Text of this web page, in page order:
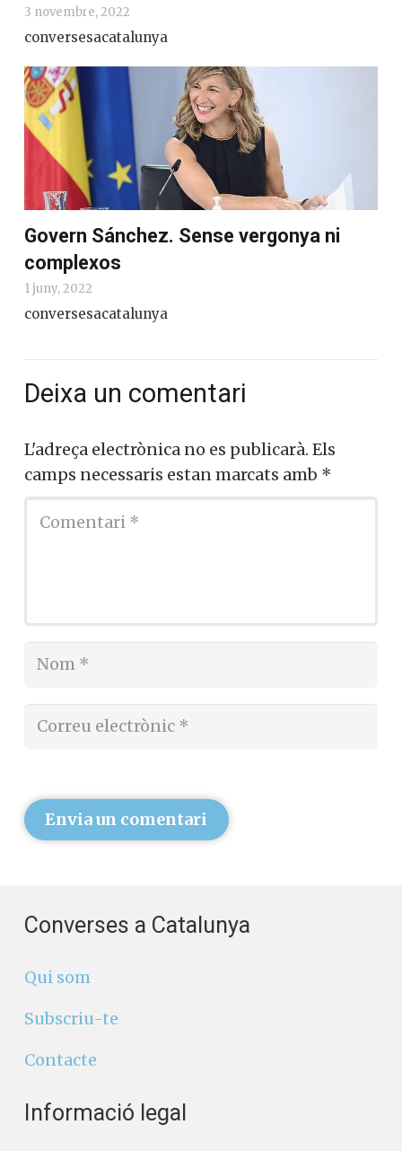
El mal funcionament dels fons de
recuperació pot castigar el govern
Sánchez. El “cas Nissan”
3 novembre, 2022
conversesacatalunya
Govern Sánchez. Sense vergonya ni
1 juny, 2022
conversesacatalunya
camps necessaris estan marcats amb*
Envia un comentari